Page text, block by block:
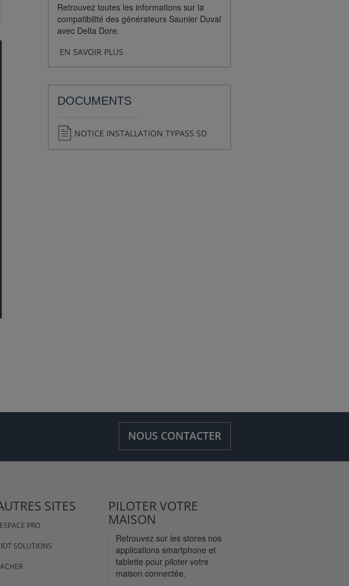
Retrouvez toutes les informations sur la
compatibilité des générateurs Saunier Duval
avec Delta Dore.
EN SAVOIR PLUS
DOCUMENTS
NOTICE INSTALLATION TYPASS SD
NOUS CONTACTER
SITES
PRO
SOLUTIONS
PILOTER VOTRE
MAISON
Retrouvez sur les stores nos
applications smartphone et
tablette pour piloter votre
maison connectée.